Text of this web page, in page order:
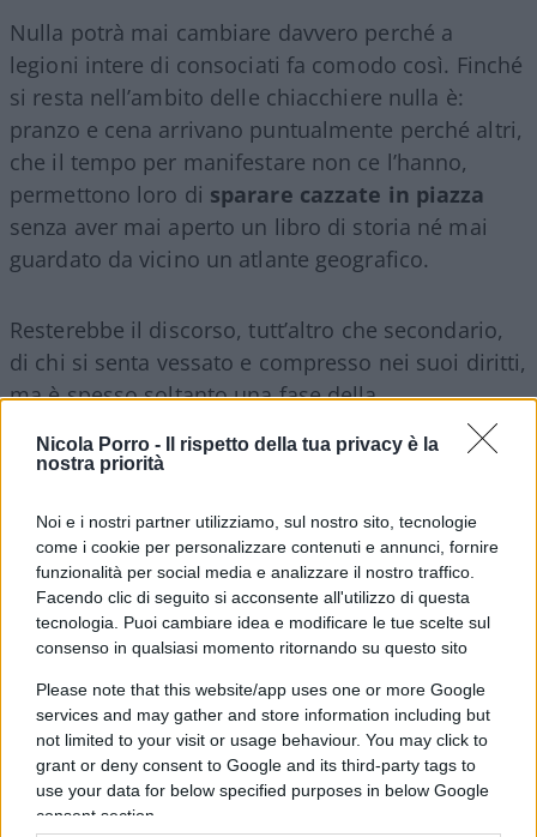
Nicola Porro -
Il rispetto della tua privacy è la
nostra priorità
Noi e i nostri partner utilizziamo, sul nostro sito, tecnologie
come i cookie per personalizzare contenuti e annunci, fornire
funzionalità per social media e analizzare il nostro traffico.
Facendo clic di seguito si acconsente all'utilizzo di questa
tecnologia. Puoi cambiare idea e modificare le tue scelte sul
consenso in qualsiasi momento ritornando su questo sito
Please note that this website/app uses one or more Google
services and may gather and store information including but
not limited to your visit or usage behaviour. You may click to
grant or deny consent to Google and its third-party tags to
use your data for below specified purposes in below Google
consent section.
Nulla potrà mai cambiare davvero perché a
legioni intere di consociati fa comodo così. Finché
si resta nell’ambito delle chiacchiere nulla è:
pranzo e cena arrivano puntualmente perché altri,
che il tempo per manifestare non ce l’hanno,
permettono loro di sparare cazzate in piazza
senza aver mai aperto un libro di storia né mai
guardato da vicino un atlante geografico.
Resterebbe il discorso, tutt’altro che secondario,
di chi si senta vessato e compresso nei suoi diritti,
ma è spesso soltanto una fase della
vita. Ritagliatosi un posticino in un sistema basato
sul letamaio dei privilegiati senza merito
, il
calma e smette immediatamente di nuocere a
quel sistema che falsamente diceva di combattere
ed al quale, alla fine della fiera, conviene far
parte.
In tale meccanismo, peraltro, risiede stabilmente
l’anima vera del comunismo: una mera
sostituzione di ruoli: da sfruttati a nuovi padroni,
facendo scontare agli ex oppressori tutto quanto
si ritenga di aver patito da operai. O padroni